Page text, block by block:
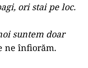
ori stai pe loc.
suntem doar
ne înfiorăm.